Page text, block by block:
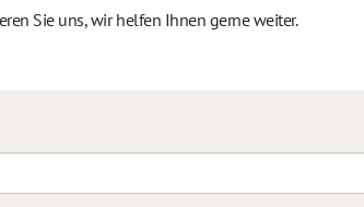
Sie uns, wir helfen Ihnen gerne weiter.